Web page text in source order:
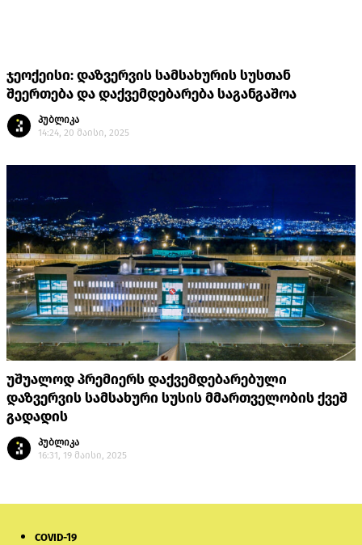
ჯეოქეისი: დაზვერვის სამსახურის სუსთან
შეერთება და დაქვემდებარება საგანგაშოა
პუბლიკა
14:24, 20 მაისი, 2025
უშუალოდ პრემიერს დაქვემდებარებული
დაზვერვის სამსახური სუსის მმართველობის ქვეშ
გადადის
პუბლიკა
16:31, 19 მაისი, 2025
COVID-19